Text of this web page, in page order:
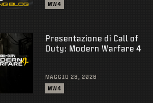
MW4
Presentazione di Call of
Duty: Modern Warfare 4
MAGGIO 28, 2026
MW4